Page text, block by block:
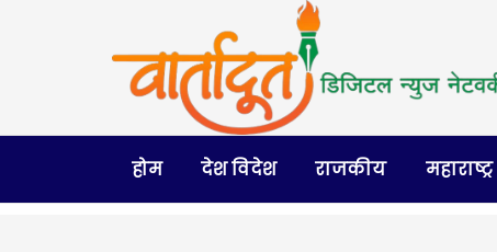
होम देश विदेश राजकीय महाराष्ट्र